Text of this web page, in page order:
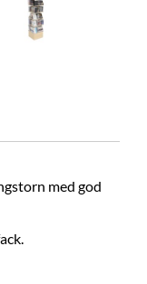
med god